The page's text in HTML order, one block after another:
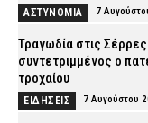
ΑΣΤΥΝΟΜΙΑ 7
Τραγωδία στις
συντετριμμένος ο
τροχαίου
ΕΙΔΗΣΕΙΣ 7 Αυγούστου